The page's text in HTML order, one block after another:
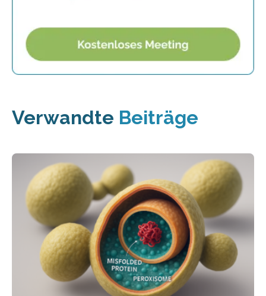
Verwandte Beiträge